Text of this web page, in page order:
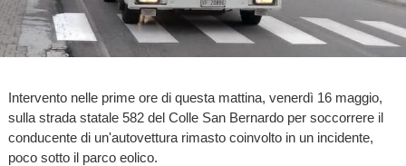
Intervento nelle prime ore di questa mattina, venerdì 16 maggio,
sulla strada statale 582 del Colle San Bernardo per soccorrere il
conducente di un'autovettura rimasto coinvolto in un incidente,
poco sotto il parco eolico.